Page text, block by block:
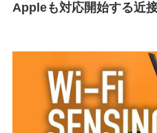
Appleも対応開始する近